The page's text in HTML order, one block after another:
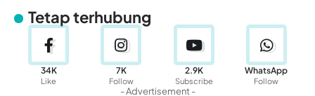
Tetap terhubung
34K
Like
7K
Follow
2.9K
Subscribe
WhatsApp
Follow
- Advertisement -